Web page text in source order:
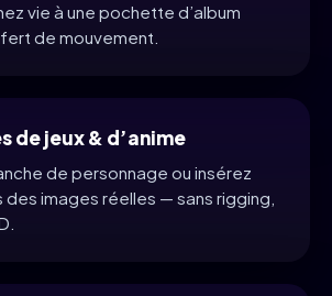
vie à une pochette d’album
de mouvement.
de jeux & d’anime
de personnage ou insérez
images réelles — sans rigging,